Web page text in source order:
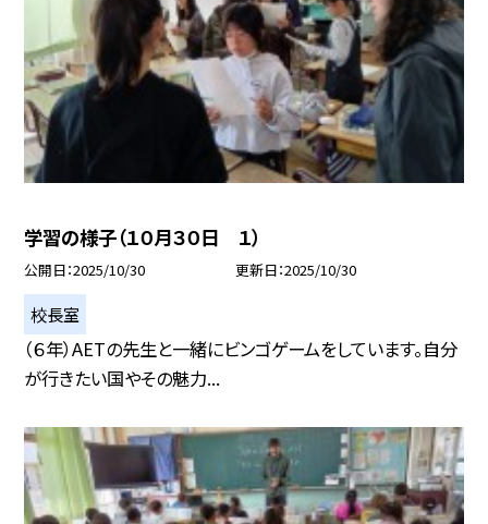
学習の様子（１０月３０日 １）
公開日 2025/10/30 更新日 2025/10/30
校長室
（６年）AETの先生と一緒にビンゴゲームをしています。自分
が行きたい国やその魅力...